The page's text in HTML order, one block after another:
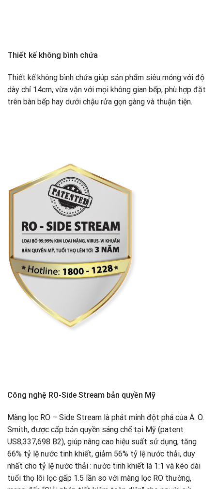
Thiết kế không bình chứa
Thiết kế không bình chứa giúp sản phẩm siêu mỏng với độ
dày chỉ 14cm, vừa vặn với mọi không gian bếp, phù hợp đặt
trên bàn bếp hay dưới chậu rửa gọn gàng và thuận tiện.
Công nghệ RO-Side Stream bản quyền Mỹ
Màng lọc RO – Side Stream là phát minh đột phá của A. O.
Smith, được cấp bản quyền sáng chế tại Mỹ (patent
US8,337,698 B2), giúp nâng cao hiệu suất sử dụng, tăng
66% tỷ lệ nước tinh khiết, giảm 56% tỷ lệ nước thải, duy
nhất cho tỷ lệ nước thải : nước tinh khiết là 1:1 và kéo dài
tuổi thọ lõi lọc gấp 1.5 lần so với màng lọc RO thường,